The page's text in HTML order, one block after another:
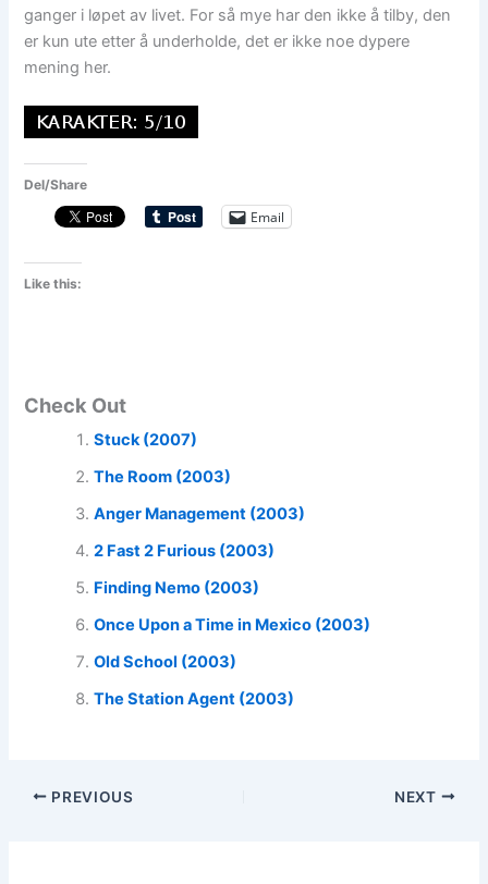
ganger i løpet av livet. For så mye har den ikke å tilby, den
er kun ute etter å underholde, det er ikke noe dypere
mening her.
Del/Share
Email
Like this:
Check Out
Stuck (2007)
The Room (2003)
Anger Management (2003)
2 Fast 2 Furious (2003)
Finding Nemo (2003)
Once Upon a Time in Mexico (2003)
Old School (2003)
The Station Agent (2003)
PREVIOUS NEXT